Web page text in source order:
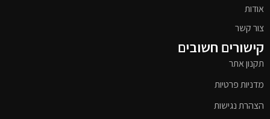
אודות
צור קשר
קישורים חשובים
תקנון אתר
מדניות פרטיות
הצהרת נגישות